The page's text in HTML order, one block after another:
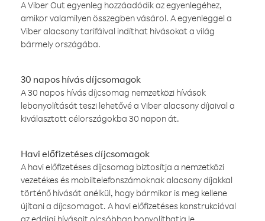
A Viber Out egyenleg hozzáadódik az egyenlegéhez,
amikor valamilyen összegben vásárol. A egyenleggel a
Viber alacsony tarifáival indíthat hívásokat a világ
bármely országába.
30 napos hívás díjcsomagok
A 30 napos hívás díjcsomag nemzetközi hívások
lebonyolítását teszi lehetővé a Viber alacsony díjaival a
kiválasztott célországokba 30 napon át.
Havi előfizetéses díjcsomagok
A havi előfizetéses díjcsomag biztosítja a nemzetközi
vezetékes és mobiltelefonszámoknak alacsony díjakkal
történő hívását anélkül, hogy bármikor is meg kellene
újítani a díjcsomagot. A havi előfizetéses konstrukcióval